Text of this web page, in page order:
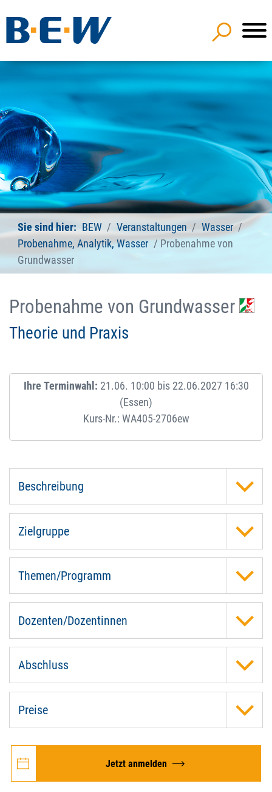
Sie sind hier: BEW Veranstaltungen
Wasser
Probenahme, Analytik, Wasser
Probenahme von
Grundwasser
Probenahme von Grundwasser
Theorie und Praxis
Ihre Terminwahl: 21.06. 10:00 bis 22.06.2027 16:30
(Essen)
Kurs-Nr.: WA405-2706ew
Beschreibung
Zielgruppe
Themen/Programm
Dozenten/Dozentinnen
Abschluss
Preise
Jetzt anmelden